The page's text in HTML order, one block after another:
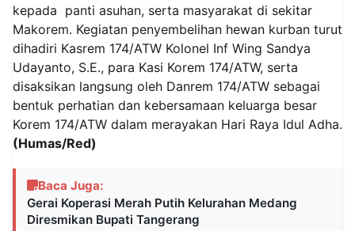
kepada panti asuhan, serta masyarakat di sekitar
Makorem. Kegiatan penyembelihan hewan kurban turut
dihadiri Kasrem 174/ATW Kolonel Inf Wing Sandya
Udayanto, S.E., para Kasi Korem 174/ATW, serta
disaksikan langsung oleh Danrem 174/ATW sebagai
bentuk perhatian dan kebersamaan keluarga besar
Korem 174/ATW dalam merayakan Hari Raya Idul Adha.
(Humas/Red)
Baca Juga:
Gerai Koperasi Merah Putih Kelurahan Medang
Diresmikan Bupati Tangerang